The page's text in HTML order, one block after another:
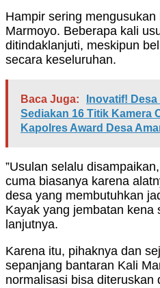
Hampir sering
Marmoyo. Beberapa kali
ditindaklanjuti, meskipun
secara keseluruhan.
Baca Juga:
Inovatif!
Sediakan 16 Titik Kamera
Kapolres Award Desa
”Usulan selalu
cuma biasanya karena
desa yang membutuhkan
Kayak yang jembatan kena
lanjutnya.
Karena itu, pihaknya dan
sepanjang bantaran Kali
normalisasi bisa diteruskan